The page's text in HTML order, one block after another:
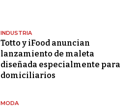
INDUSTRIA
Totto y iFood anuncian
lanzamiento de maleta
diseñada especialmente para
domiciliarios
MODA